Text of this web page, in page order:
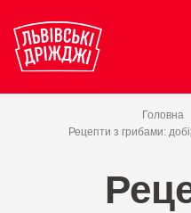
Головна
Рецепти з грибами: